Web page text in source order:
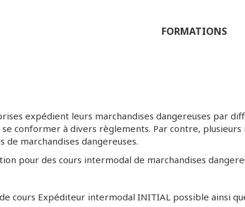
FORMATIONS
expédient leurs marchandises dangereuses par
conformer à divers règlements. Par contre,
de marchandises dangereuses.
pour des cours intermodal de marchandises
cours Expéditeur intermodal INITIAL possible ainsi